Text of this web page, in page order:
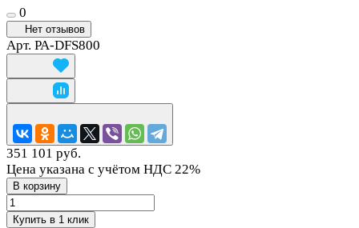
0
Нет отзывов
Арт. PA-DFS800
351 101 руб.
Цена указана с учётом НДС 22%
В корзину
Купить в 1 клик